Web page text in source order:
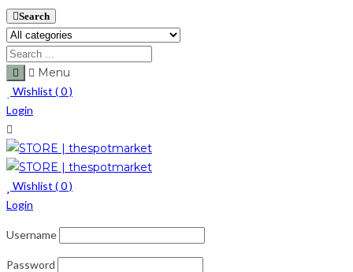
Search
Menu
Wishlist (0)
Login
Wishlist (0)
Login
Username
Password